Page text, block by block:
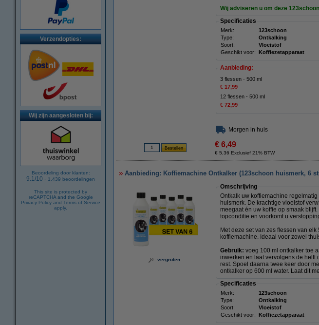
Verzendopties:
Wij zijn aangesloten bij:
Beoordeling door klanten:
9.1/10 - 1.439 beoordelingen
This site is protected by
reCAPTCHA and the Google
Privacy Policy and Terms of Service
apply.
Wij adviseren u om deze
Specificaties
Merk: 123schoon
Type:
Ontkalking
Soort:
Vloeistof
Geschikt voor: Koffiezetapparaat
Aanbieding:
3 flessen - 500 ml
€ 17,99
12 flessen - 500 ml
€ 72,99
Morgen in huis
€ 6,49
€ 5,36 Exclusief 21% BTW
Aanbieding: Koffiemachine Ontkalker (123schoon huismerk, 6
vergroten
Omschrijving
Ontkalk uw koffiemachine
huismerk. De krachtige vloeistof
meegaat én uw koffie op smaak
topconditie en voorkomt u
Met deze set van zes flessen van
koffiemachine. Ideaal voor zowel
Gebruik: voeg 100 ml ontkalker toe
inwerken en laat vervolgens de helft
rest. Spoel daarna twee keer door
ontkalker op 600 ml water. Laat dit
Specificaties
Merk: 123schoon
Type:
Ontkalking
Soort:
Vloeistof
Geschikt voor: Koffiezetapparaat